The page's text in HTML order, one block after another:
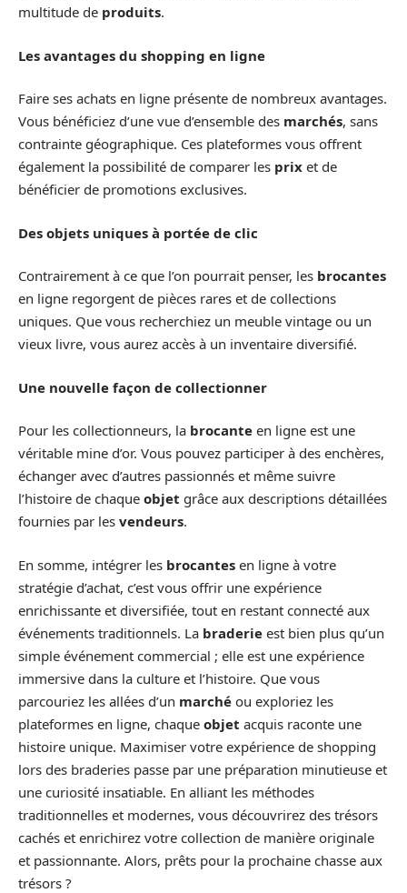
multitude de produits.
Les avantages du shopping en ligne
Faire ses achats en ligne présente de nombreux avantages.
Vous bénéficiez d’une vue d’ensemble des marchés, sans
contrainte géographique. Ces plateformes vous offrent
également la possibilité de comparer les prix et de
bénéficier de promotions exclusives.
Des objets uniques à portée de clic
Contrairement à ce que l’on pourrait penser, les brocantes
en ligne regorgent de pièces rares et de collections
uniques. Que vous recherchiez un meuble vintage ou un
vieux livre, vous aurez accès à un inventaire diversifié.
Une nouvelle façon de collectionner
Pour les collectionneurs, la brocante en ligne est une
véritable mine d’or. Vous pouvez participer à des enchères,
échanger avec d’autres passionnés et même suivre
l’histoire de chaque objet grâce aux descriptions détaillées
fournies par les vendeurs.
En somme, intégrer les brocantes en ligne à votre
stratégie d’achat, c’est vous offrir une expérience
enrichissante et diversifiée, tout en restant connecté aux
événements traditionnels. La braderie est bien plus qu’un
simple événement commercial ; elle est une expérience
immersive dans la culture et l’histoire. Que vous
parcouriez les allées d’un marché ou exploriez les
plateformes en ligne, chaque objet acquis raconte une
histoire unique. Maximiser votre expérience de shopping
lors des braderies passe par une préparation minutieuse et
une curiosité insatiable. En alliant les méthodes
traditionnelles et modernes, vous découvrirez des trésors
cachés et enrichirez votre collection de manière originale
et passionnante. Alors, prêts pour la prochaine chasse aux
trésors ?